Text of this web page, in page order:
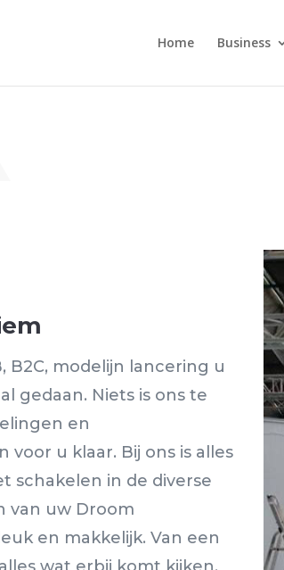
Home Business
B2C, modelijn lancering u
gedaan. Niets is ons te
en
u klaar. Bij ons is alles
schakelen in de diverse
van uw Droom
en makkelijk. Van een